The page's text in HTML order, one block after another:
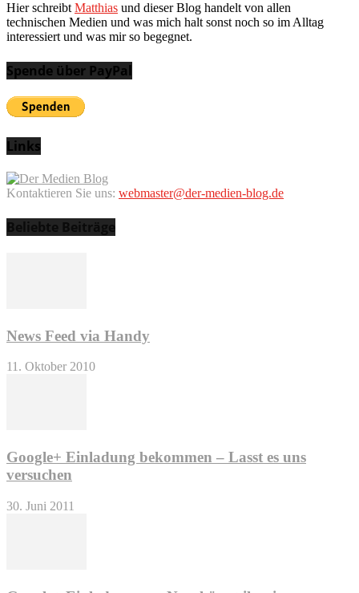
Hier schreibt Matthias und dieser Blog handelt von allen
technischen Medien und was mich halt sonst noch so im Alltag
interessiert und was mir so begegnet.
Spende über PayPal
Links
Kontaktieren Sie uns: webmaster@der-medien-blog.de
Beliebte Beiträge
News Feed via Handy
11. Oktober 2010
Google+ Einladung bekommen – Lasst es uns
versuchen
30. Juni 2011